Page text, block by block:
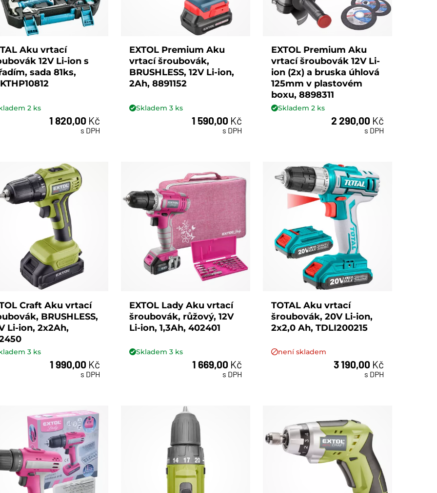
Aku vrtací
12V Li-ion s
sada 81ks,
2 ks
1 820,00 Kč
s DPH
EXTOL Premium Aku
vrtací šroubovák,
BRUSHLESS, 12V Li-ion,
2Ah, 8891152
Skladem3 ks
1 590,00 Kč
s DPH
EXTOL Premium Aku
vrtací šroubovák 12V Li-
ion (2x) a bruska úhlová
125mm v plastovém
boxu, 8898311
Skladem2 ks
2 290,00 Kč
s DPH
Craft Aku vrtací
BRUSHLESS,
Li-ion, 2x2Ah,
3 ks
1 990,00 Kč
s DPH
EXTOL Lady Aku vrtací
šroubovák, růžový, 12V
Li-ion, 1,3Ah, 402401
Skladem3 ks
1 669,00 Kč
s DPH
TOTAL Aku vrtací
šroubovák, 20V Li-ion,
2x2,0 Ah, TDLI200215
není skladem
3 190,00 Kč
s DPH